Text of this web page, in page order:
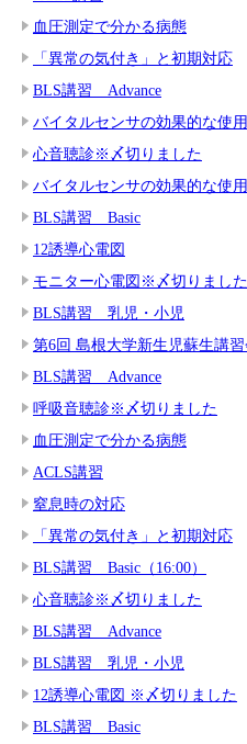
血圧測定で分かる病態
「異常の気付き」と初期対応
BLS講習 Advance
バイタルセンサの効果的な使
心音聴診※〆切りました
バイタルセンサの効果的な使
BLS講習 Basic
12誘導心電図
モニター心電図※〆切りました
BLS講習 乳児・小児
第6回 島根大学新生児蘇生講
BLS講習 Advance
呼吸音聴診※〆切りました
血圧測定で分かる病態
ACLS講習
窒息時の対応
「異常の気付き」と初期対応
BLS講習 Basic（16:00）
心音聴診※〆切りました
BLS講習 Advance
BLS講習 乳児・小児
12誘導心電図 ※〆切りました
BLS講習 Basic